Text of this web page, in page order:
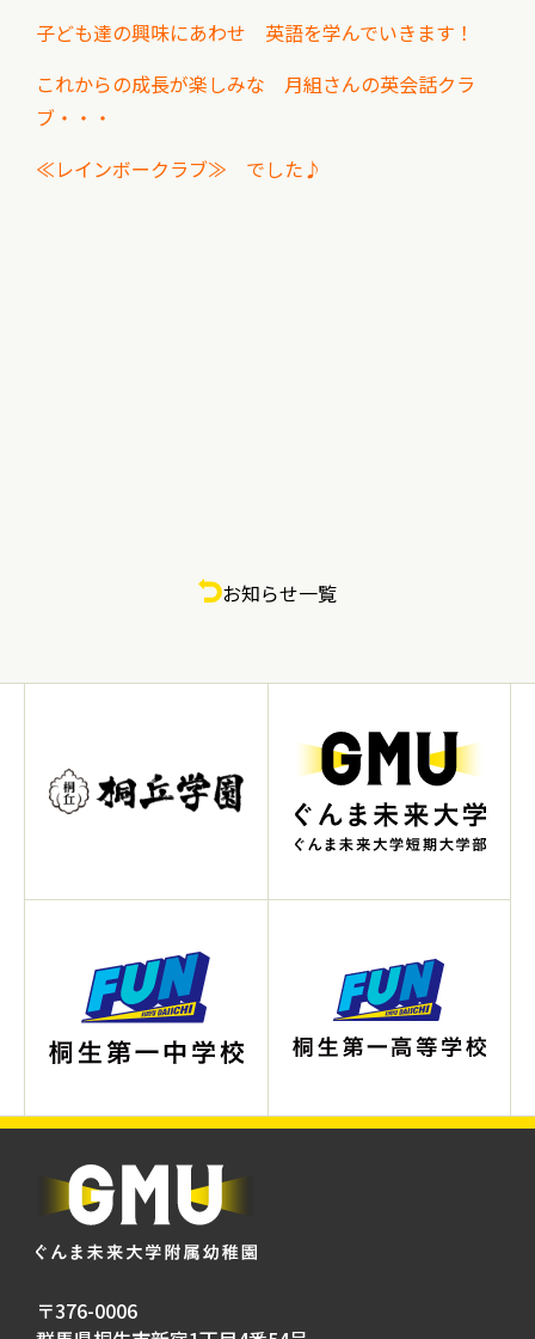
子ども達の興味にあわせ 英語を学んでいきます！
これからの成長が楽しみな 月組さんの英会話クラ
ブ・・・
≪レインボークラブ≫ でした♪
お知らせ一覧
〒376-0006